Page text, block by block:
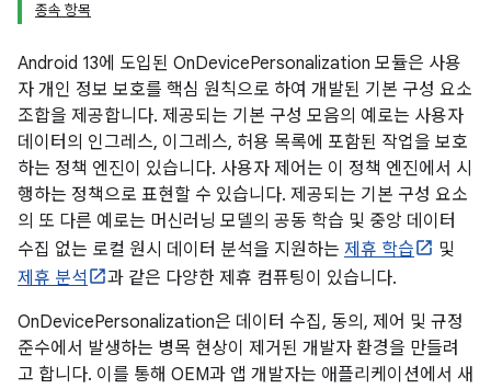
종속 항목
Android 13에 도입된 OnDevicePersonalization 모듈은 사용
자 개인 정보 보호를 핵심 원칙으로 하여 개발된 기본 구성 요소
조합을 제공합니다. 제공되는 기본 구성 모음의 예로는 사용자
데이터의 인그레스, 이그레스, 허용 목록에 포함된 작업을 보호
하는 정책 엔진이 있습니다. 사용자 제어는 이 정책 엔진에서 시
행하는 정책으로 표현할 수 있습니다. 제공되는 기본 구성 요소
의 또 다른 예로는 머신러닝 모델의 공동 학습 및 중앙 데이터
수집 없는 로컬 원시 데이터 분석을 지원하는 제휴 학습
및
제휴 분석
과 같은 다양한 제휴 컴퓨팅이 있습니다.
OnDevicePersonalization은 데이터 수집, 동의, 제어 및 규정
준수에서 발생하는 병목 현상이 제거된 개발자 환경을 만들려
고 합니다. 이를 통해 OEM과 앱 개발자는 애플리케이션에서 새